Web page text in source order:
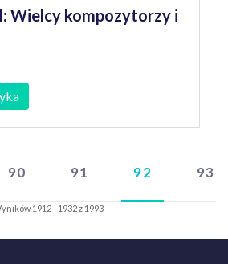
Wielcy kompozytorzy i
90 91 92 93
1912 - 1932 z 1993